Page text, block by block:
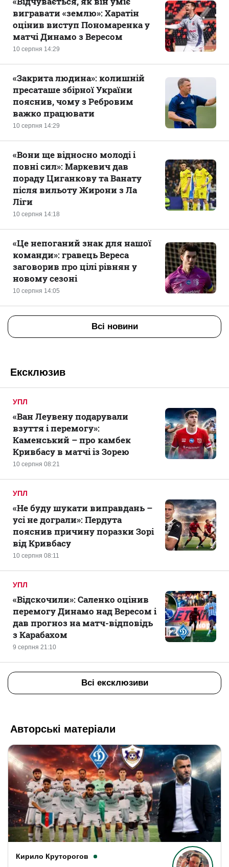
10 серпня 14:29
вигравати «землю»: Харатін
оцінив виступ Пономаренка у
матчі Динамо з Вересом
10 серпня 14:29
«Закрита людина»: колишній
пресаташе збірної України
пояснив, чому з Ребровим
важко працювати
10 серпня 14:18
«Вони ще відносно молоді і
повні сил»: Маркевич дав
пораду Циганкову та Ванату
після вильоту Жирони з Ла
Ліги
10 серпня 14:05
«Це непоганий знак для нашої
команди»: гравець Вереса
заговорив про цілі рівнян у
новому сезоні
Всі новини
Ексклюзив
УПЛ
10 серпня 08:21
«Ван Леувену подарували
взуття і перемогу»:
Каменський – про камбек
Кривбасу в матчі із Зорею
УПЛ
10 серпня 08:11
«Не буду шукати виправдань –
усі не дограли»: Пердута
пояснив причину поразки Зорі
від Кривбасу
УПЛ
9 серпня 21:10
«Відскочили»: Саленко оцінив
перемогу Динамо над Вересом і
дав прогноз на матч-відповідь
з Карабахом
Всі ексклюзиви
Авторські матеріали
Кирило Круторогов